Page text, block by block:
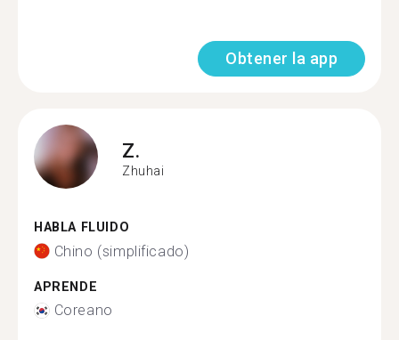
Obtener la app
Z.
Zhuhai
HABLA FLUIDO
Chino (simplificado)
APRENDE
Coreano